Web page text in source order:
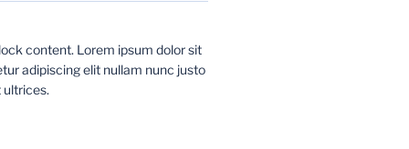
content. Lorem ipsum dolor sit
adipiscing elit nullam nunc justo